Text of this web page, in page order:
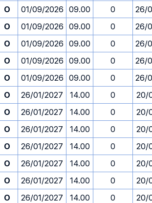
O 01/09/2026 09.00 0
26/
O 01/09/2026 09.00 0
26/
O 01/09/2026 09.00 0
26/
O 01/09/2026 09.00 0
26/
O 01/09/2026 09.00 0
26/
O 26/01/2027 14.00 0
20/
O 26/01/2027 14.00 0
20/
O 26/01/2027 14.00 0
20/
O 26/01/2027 14.00 0
20/
O 26/01/2027 14.00 0
20/
O 26/01/2027 14.00 0
20/
O 26/01/2027 14.00 0 20/